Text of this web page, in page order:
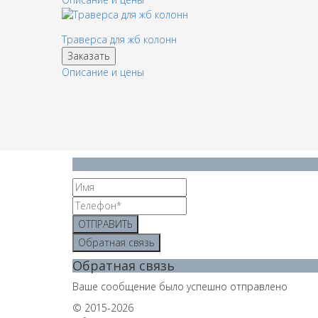
Траверса для жб колонн
Заказать
Описание и цены
ОТПРАВИТЬ
Обратная связь
Обратная связь
Ваше сообщение было успешно отправлено
© 2015-2026